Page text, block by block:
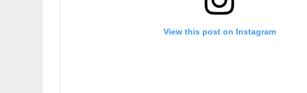
View this post on Instagram